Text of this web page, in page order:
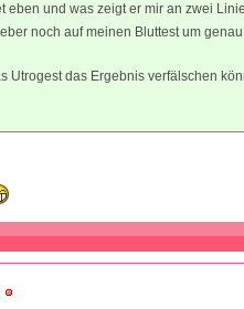
eben und was zeigt er mir an zwei
noch auf meinen Bluttest um
Utrogest das Ergebnis verfälschen